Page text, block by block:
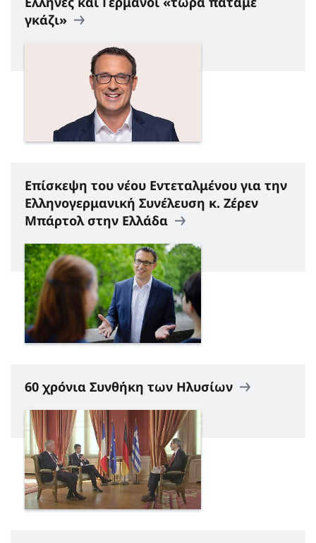
γκάζι»
Επίσκεψη του νέου Εντεταλμένου για την
Ελληνογερμανική Συνέλευση κ. Ζέρεν
Μπάρτολ στην Ελλάδα
60 χρόνια Συνθήκη των Ηλυσίων